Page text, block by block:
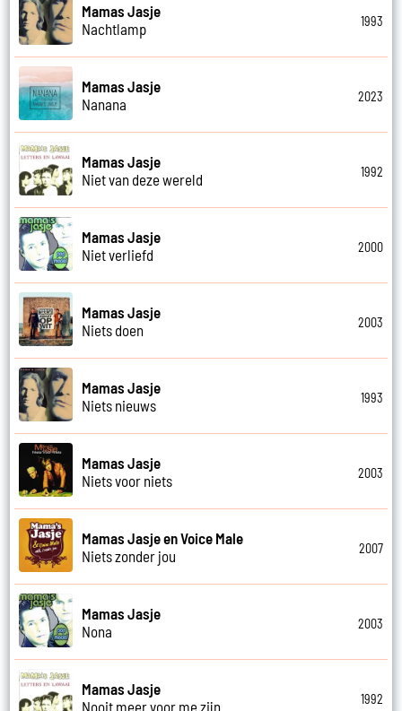
Mamas Jasje
Nachtlamp
1993
Mamas Jasje
Nanana
2023
Mamas Jasje
Niet van deze wereld
1992
Mamas Jasje
Niet verliefd
2000
Mamas Jasje
Niets doen
2003
Mamas Jasje
Niets nieuws
1993
Mamas Jasje
Niets voor niets
2003
Mamas Jasje en Voice Male
Niets zonder jou
2007
Mamas Jasje
Nona
2003
Mamas Jasje
Nooit meer voor me zijn
1992